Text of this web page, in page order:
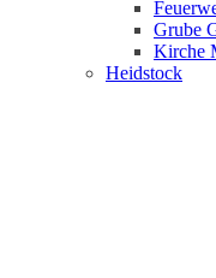
Grube
Kirche
Heidstock